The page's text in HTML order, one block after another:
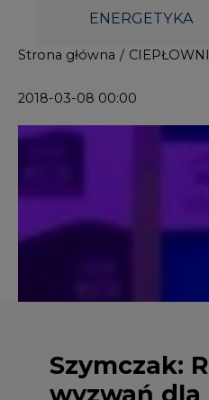
Szymczak:
wyzwań
Ciepłownictwo
pakietu
aż po
w ocenie
mocy. Dzięki
dla sektora